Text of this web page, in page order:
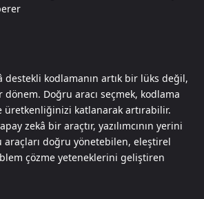
destekli kodlamanın artık bir lüks değil,
Doğru aracı seçmek, kodlama
üretkenliğinizi katlanarak artırabilir.
zekâ bir araçtır, yazılımcının yerini
araçları doğru yönetebilen, eleştirel
çözme yeteneklerini geliştiren